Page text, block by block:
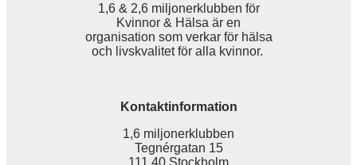
1,6 & 2,6 miljonerklubben för
Kvinnor & Hälsa är en
organisation som verkar för hälsa
och livskvalitet för alla kvinnor.
Kontaktinformation
1,6 miljonerklubben
Tegnérgatan 15
111 40 Stockholm